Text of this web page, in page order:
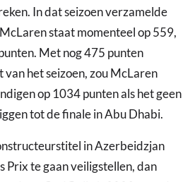
In dat seizoen verzamelde
staat momenteel op 559,
Met nog 475 punten
van het seizoen, zou McLaren
op 1034 punten als het geen
tot de finale in Abu Dhabi.
in Azerbeidzjan
Prix te gaan veiligstellen, dan